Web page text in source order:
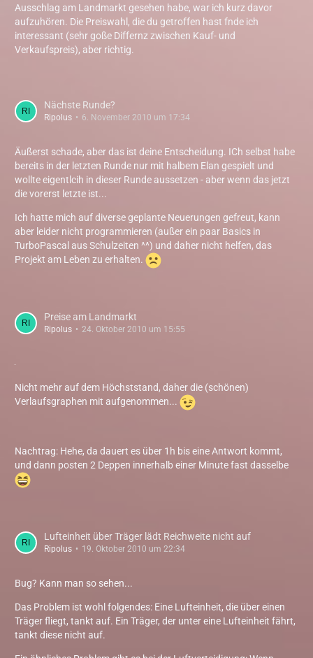
Ausschlag am Landmarkt gesehen habe, war ich kurz davor
aufzuhören. Die Preiswahl, die du getroffen hast fnde ich
interessant (sehr goße Differnz zwischen Kauf- und
Verkaufspreis), aber richtig.
Nächste Runde?
Ripolus 6. November 2010 um 17:34
Äußerst schade, aber das ist deine Entscheidung. ICh selbst habe
bereits in der letzten Runde nur mit halbem Elan gespielt und
wollte eigentlcih in dieser Runde aussetzen - aber wenn das jetzt
die vorerst letzte ist...
Ich hatte mich auf diverse geplante Neuerungen gefreut, kann
aber leider nicht programmieren (außer ein paar Basics in
TurboPascal aus Schulzeiten ^^) und daher nicht helfen, das
Projekt am Leben zu erhalten.
Preise am Landmarkt
Ripolus 24. Oktober 2010 um 15:55
Nicht mehr auf dem Höchststand, daher die (schönen)
Verlaufsgraphen mit aufgenommen...
Nachtrag: Hehe, da dauert es über 1h bis eine Antwort kommt,
und dann posten 2 Deppen innerhalb einer Minute fast dasselbe
Lufteinheit über Träger lädt Reichweite nicht auf
Ripolus 19. Oktober 2010 um 22:34
Bug? Kann man so sehen...
Das Problem ist wohl folgendes: Eine Lufteinheit, die über einen
Träger fliegt, tankt auf. Ein Träger, der unter eine Lufteinheit fährt,
tankt diese nicht auf.